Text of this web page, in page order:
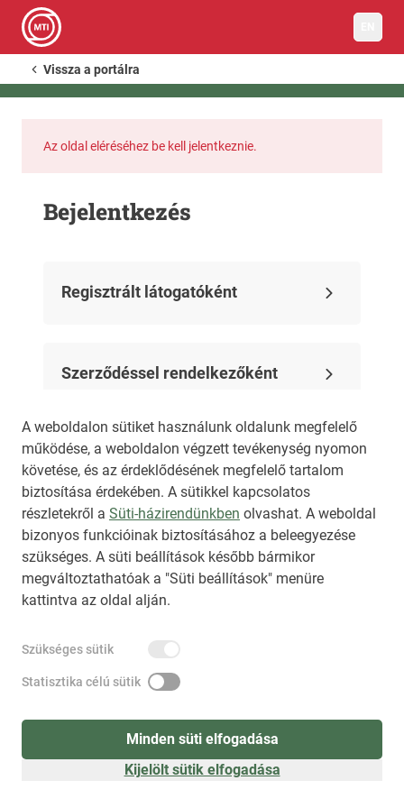
A weboldalon sütiket használunk oldalunk megfelelő
működése, a weboldalon végzett tevékenység nyomon
követése, és az érdeklődésének megfelelő tartalom
biztosítása érdekében. A sütikkel kapcsolatos
részletekről a Süti-házirendünkben olvashat. A weboldal
bizonyos funkcióinak biztosításához a beleegyezése
szükséges. A süti beállítások később bármikor
megváltoztathatóak a "Süti beállítások" menüre
kattintva az oldal alján.
Szükséges sütik
Statisztika célú sütik
Minden süti elfogadása
Kijelölt sütik elfogadása
Vissza a portálra
Az oldal eléréséhez be kell jelentkeznie.
Bejelentkezés
Regisztrált látogatóként
Szerződéssel rendelkezőként
Regisztráció(látogatóként)